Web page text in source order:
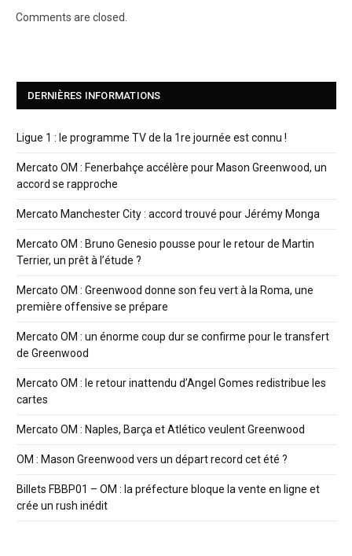
Comments are closed.
DERNIÈRES INFORMATIONS
Ligue 1 : le programme TV de la 1re journée est connu !
Mercato OM : Fenerbahçe accélère pour Mason Greenwood, un
accord se rapproche
Mercato Manchester City : accord trouvé pour Jérémy Monga
Mercato OM : Bruno Genesio pousse pour le retour de Martin
Terrier, un prêt à l’étude ?
Mercato OM : Greenwood donne son feu vert à la Roma, une
première offensive se prépare
Mercato OM : un énorme coup dur se confirme pour le transfert
de Greenwood
Mercato OM : le retour inattendu d’Angel Gomes redistribue les
cartes
Mercato OM : Naples, Barça et Atlético veulent Greenwood
OM : Mason Greenwood vers un départ record cet été ?
Billets FBBP01 – OM : la préfecture bloque la vente en ligne et
crée un rush inédit